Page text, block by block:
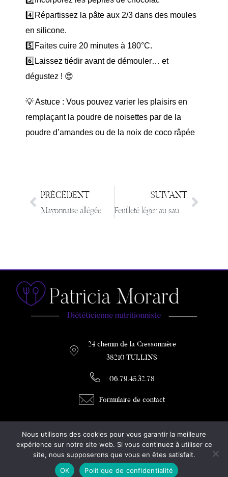
4️⃣Répartissez la pâte aux 2/3 dans des moules
en silicone.
5️⃣Faites cuire 20 minutes à 180°C.
6️⃣Laissez tiédir avant de démouler… et
dégustez ! 😍
💡 Astuce : Vous pouvez varier les plaisirs en
remplaçant la poudre de noisettes par de la
poudre d’amandes ou de la noix de coco râpée
PRÉCÉDENT
Mayonnaise allégée & express
SUIVANT
Feuilleté léger au saumon et bacon
24 chemin de la Cressonnière
38210 TULLINS
06.79.45.32.78
Formulaire de contact
DIETETICIENNE / COACH MINCEUR
Diététicienne à Tullins
Nous utilisons des cookies pour vous garantir la meilleure
expérience sur notre site web. Si vous continuez à utiliser ce
site, nous supposerons que vous en êtes satisfait.
OK
Politique de confidentialité